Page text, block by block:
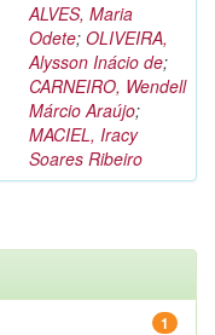
ALVES, Maria
Odete; OLIVEIRA,
Alysson Inácio de;
CARNEIRO, Wendell
Márcio Araújo;
MACIEL, Iracy
Soares Ribeiro
1